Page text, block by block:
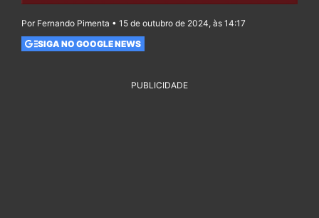
Por Fernando Pimenta • 15 de outubro de 2024, às 14:17
SIGA NO GOOGLE NEWS
PUBLICIDADE